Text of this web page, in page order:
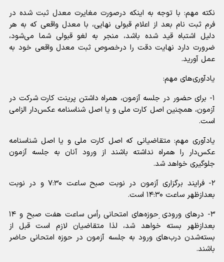
نکته مهم: با توجه به اینکه درصورت مغایرت معدل ثبت شده در
فرم ثبت نام بعد از اعلام قبولی نهایی، با معدل واقعی که به هر
دلیل اشتباه قید شده باشد، منجر به لغو قبولی شما می‌شود،
ضرورت دارد نهایت دقت را درخصوص ثبت معدل واقعی خود به
عمل آورید.
یادآوری‌های مهم:
۱- برای حضور در جلسه آزمون، همراه داشتن پرینت کارت شرکت در
آزمون‌، همچنین اصل کارت ملی و یا اصل شناسنامه عکس‌دار الزامی
است.
یادآوری مهم: متقاضیانی که اصل کارت ملی و یا اصل شناسنامه
عکس‌دار را همراه نداشته باشند از ورود آنان به جلسه آزمون
جلوگیری خواهد شد.
۲- فرایند برگزاری آزمون در نوبت صبح ساعت‌ ۷:۳۰ و در نوبت
بعدازظهر ساعت ۱۴:۳۰ است.
۳- درهای ورودی ِحوزه‌های امتحانی رأس‌ ساعت‌ هفت صبح و ۱۴
بعدازظهر بسته خواهد شد، لذا متقاضیان لازم است قبل از
بسته‌شدن درب‌های ورود به جلسه آزمون در حوزه امتحانی حاضر
باشند.